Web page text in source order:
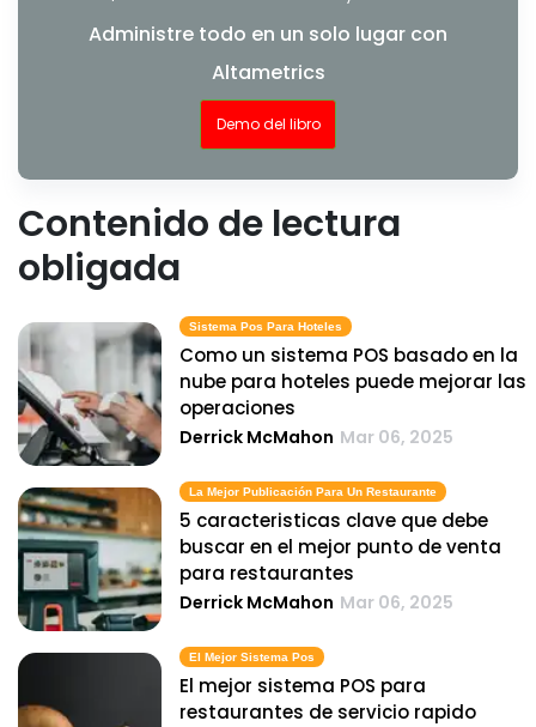
Administre todo en un solo lugar con
Altametrics
Demo del libro
Contenido de lectura
obligada
Sistema Pos Para Hoteles
Como un sistema POS basado en la
nube para hoteles puede mejorar las
operaciones
Derrick McMahon Mar 06, 2025
La Mejor Publicación Para Un Restaurante
5 caracteristicas clave que debe
buscar en el mejor punto de venta
para restaurantes
Derrick McMahon Mar 06, 2025
El Mejor Sistema Pos
El mejor sistema POS para
restaurantes de servicio rapido